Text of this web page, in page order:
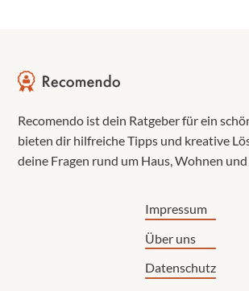
Recomendo ist dein Ratgeber für ein
bieten dir hilfreiche Tipps und kreative
deine Fragen rund um Haus, Wohnen
Impressum
Über uns
Datenschutz